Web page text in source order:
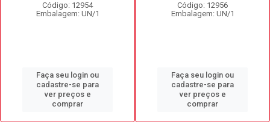
Código: 12954
Embalagem: UN/1
Faça seu login ou
cadastre-se para
ver preços e
comprar
Código: 12956
Embalagem: UN/1
Faça seu login ou
cadastre-se para
ver preços e
comprar